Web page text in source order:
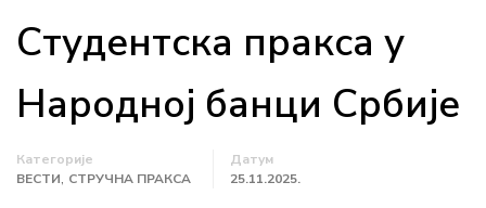
Студентска пракса у
Народној банци Србије
Категорије
ВЕСТИ, СТРУЧНА ПРАКСА
Датум
25.11.2025.